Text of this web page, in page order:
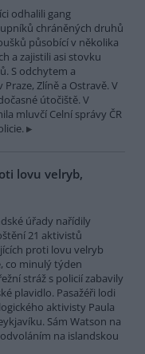
odhalili gang
chráněných druhů
působící v několika
a zajistili asi stovku
S odchytem a
Zlíně a Ostravě. V
útočiště. V
mluvčí Celní správy ČR
lovu velryb,
úřady nařídily
21 aktivistů
proti lovu velryb
co minulý týden
stráž s policií zabavily
plavidlo. Pasažéři lodi
aktivisty Paula
Sám Watson na
na islandskou